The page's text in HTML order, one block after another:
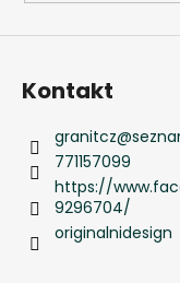
Kontakt
granitcz@
771157099
https://
9296704/
originalnidesign